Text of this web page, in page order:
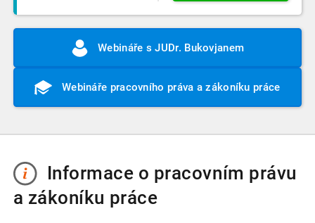
Webináře s JUDr. Bukovjanem
Webináře pracovního práva a zákoníku práce
Informace o pracovním právu
a zákoníku práce